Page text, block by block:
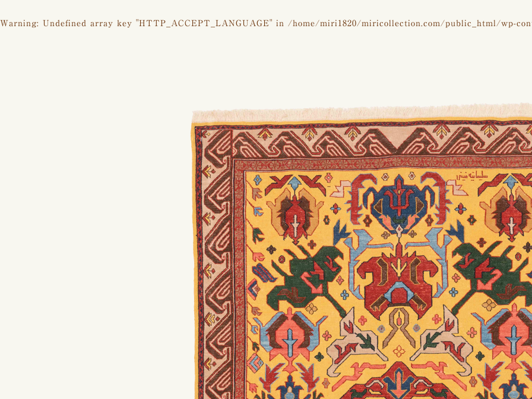
Warning: Undefined array key "HTTP_ACCEPT_LANGUAGE" in /home/miri1820/miricollection.com/public_html/wp-